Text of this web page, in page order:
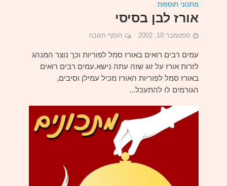
מתכוני תוספות
אורז לבן בסיסי
ספטמבר 10, 2002 הוסף תגובה
עמים רבים רואים באורז סמל לפוריות וכך נוצר המנהג
לזרות אורז על זוג שזה עתה נישא.עמים רבים רואים
באורז סמל לפוריות האורז מכיל עמילן וסיבים,
הגורמים לו להתעכל...